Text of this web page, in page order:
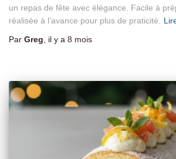
un repas de fête avec élégance. Facile à
réalisée à l’avance pour plus de praticité.
Par Greg , il y a 8 mois